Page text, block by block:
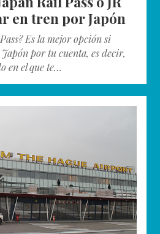
en tren por Japón
Es la mejor opción si
por tu cuenta, es decir,
en el que te…